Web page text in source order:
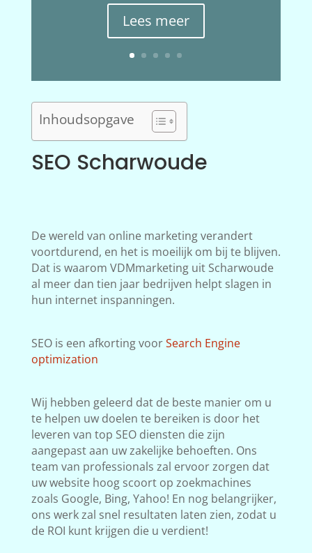
Lees meer
Inhoudsopgave
SEO Scharwoude
De wereld van online marketing verandert
voortdurend, en het is moeilijk om bij te blijven.
Dat is waarom VDMmarketing uit Scharwoude
al meer dan tien jaar bedrijven helpt slagen in
hun internet inspanningen.
SEO is een afkorting voorSearch Engine
optimization
Wij hebben geleerd dat de beste manier om u
te helpen uw doelen te bereiken is door het
leveren van top SEO diensten die zijn
aangepast aan uw zakelijke behoeften. Ons
team van professionals zal ervoor zorgen dat
uw website hoog scoort op zoekmachines
zoals Google, Bing, Yahoo! En nog belangrijker,
ons werk zal snel resultaten laten zien, zodat u
de ROI kunt krijgen die u verdient!